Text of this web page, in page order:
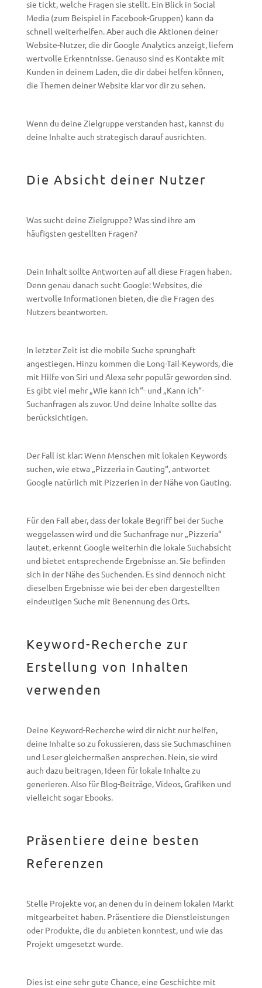
sie tickt, welche Fragen sie stellt. Ein Blick in Social
Media (zum Beispiel in Facebook-Gruppen) kann da
schnell weiterhelfen. Aber auch die Aktionen deiner
Website-Nutzer, die dir Google Analytics anzeigt, liefern
wertvolle Erkenntnisse. Genauso sind es Kontakte mit
Kunden in deinem Laden, die dir dabei helfen können,
die Themen deiner Website klar vor dir zu sehen.
Wenn du deine Zielgruppe verstanden hast, kannst du
deine Inhalte auch strategisch darauf ausrichten.
Die Absicht deiner Nutzer
Was sucht deine Zielgruppe? Was sind ihre am
häufigsten gestellten Fragen?
Dein Inhalt sollte Antworten auf all diese Fragen haben.
Denn genau danach sucht Google: Websites, die
wertvolle Informationen bieten, die die Fragen des
Nutzers beantworten.
In letzter Zeit ist die mobile Suche sprunghaft
angestiegen. Hinzu kommen die Long-Tail-Keywords, die
mit Hilfe von Siri und Alexa sehr populär geworden sind.
Es gibt viel mehr „Wie kann ich“- und „Kann ich“-
Suchanfragen als zuvor. Und deine Inhalte sollte das
berücksichtigen.
Der Fall ist klar: Wenn Menschen mit lokalen Keywords
suchen, wie etwa „Pizzeria in Gauting“, antwortet
Google natürlich mit Pizzerien in der Nähe von Gauting.
Für den Fall aber, dass der lokale Begriff bei der Suche
weggelassen wird und die Suchanfrage nur „Pizzeria“
lautet, erkennt Google weiterhin die lokale Suchabsicht
und bietet entsprechende Ergebnisse an. Sie befinden
sich in der Nähe des Suchenden. Es sind dennoch nicht
dieselben Ergebnisse wie bei der eben dargestellten
eindeutigen Suche mit Benennung des Orts.
Keyword-Recherche zur
Erstellung von Inhalten
verwenden
Deine Keyword-Recherche wird dir nicht nur helfen,
deine Inhalte so zu fokussieren, dass sie Suchmaschinen
und Leser gleichermaßen ansprechen. Nein, sie wird
auch dazu beitragen, Ideen für lokale Inhalte zu
generieren. Also für Blog-Beiträge, Videos, Grafiken und
vielleicht sogar Ebooks.
Präsentiere deine besten
Referenzen
Stelle Projekte vor, an denen du in deinem lokalen Markt
mitgearbeitet haben. Präsentiere die Dienstleistungen
oder Produkte, die du anbieten konntest, und wie das
Projekt umgesetzt wurde.
Dies ist eine sehr gute Chance, eine Geschichte mit